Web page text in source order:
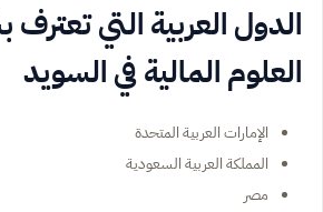
الدول العربية التي
العلوم المالية في السويد
الإمارات العربية المتحدة
المملكة العربية السعودية
مصر